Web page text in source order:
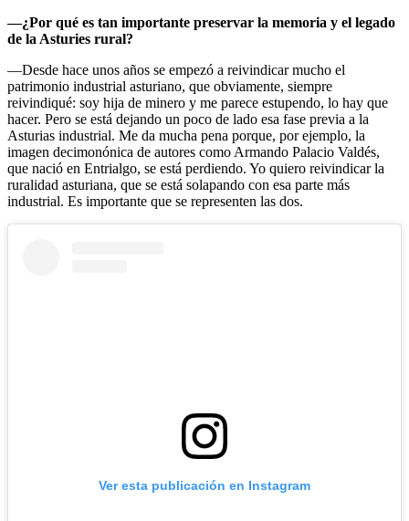
—¿Por qué es tan importante preservar la memoria y el legado
de la Asturies rural?
—Desde hace unos años se empezó a reivindicar mucho el
patrimonio industrial asturiano, que obviamente, siempre
reivindiqué: soy hija de minero y me parece estupendo, lo hay que
hacer. Pero se está dejando un poco de lado esa fase previa a la
Asturias industrial. Me da mucha pena porque, por ejemplo, la
imagen decimonónica de autores como Armando Palacio Valdés,
que nació en Entrialgo, se está perdiendo. Yo quiero reivindicar la
ruralidad asturiana, que se está solapando con esa parte más
industrial. Es importante que se representen las dos.
Ver esta publicación en Instagram